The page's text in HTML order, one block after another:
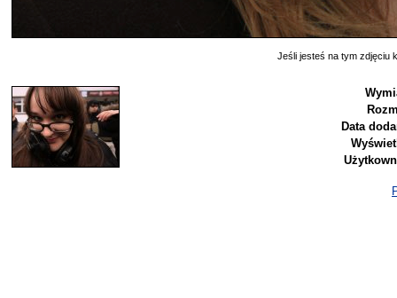
Jeśli jesteś na tym zdjęciu
Data